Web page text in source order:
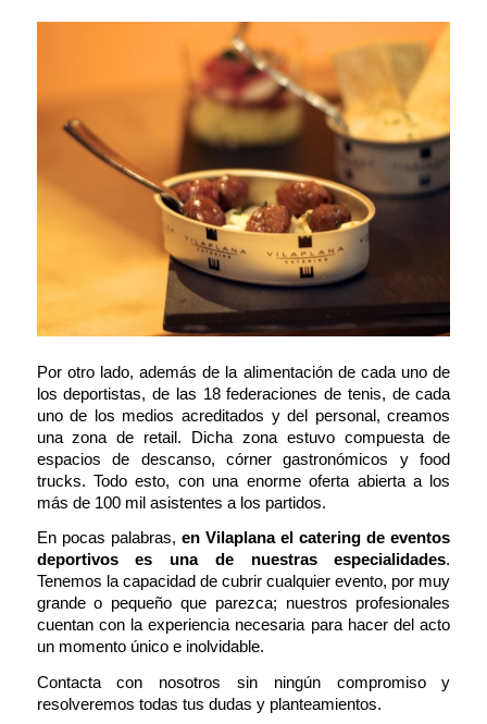
Por otro lado, además de la alimentación de cada uno de
los deportistas, de las 18 federaciones de tenis, de cada
uno de los medios acreditados y del personal, creamos
una zona de retail. Dicha zona estuvo compuesta de
espacios de descanso, córner gastronómicos yfood
trucks. Todo esto, con una enorme oferta abierta a los
más de 100 mil asistentes a los partidos.
En pocas palabras, en Vilaplana el catering de eventos
deportivos es una de nuestras especialidades.
Tenemos la capacidad de cubrir cualquier evento, por muy
grande o pequeño que parezca; nuestros profesionales
cuentan con la experiencia necesaria para hacer del acto
un momento único e inolvidable.
Contacta con nosotros sin ningún compromiso y
resolveremos todas tus dudas y planteamientos.